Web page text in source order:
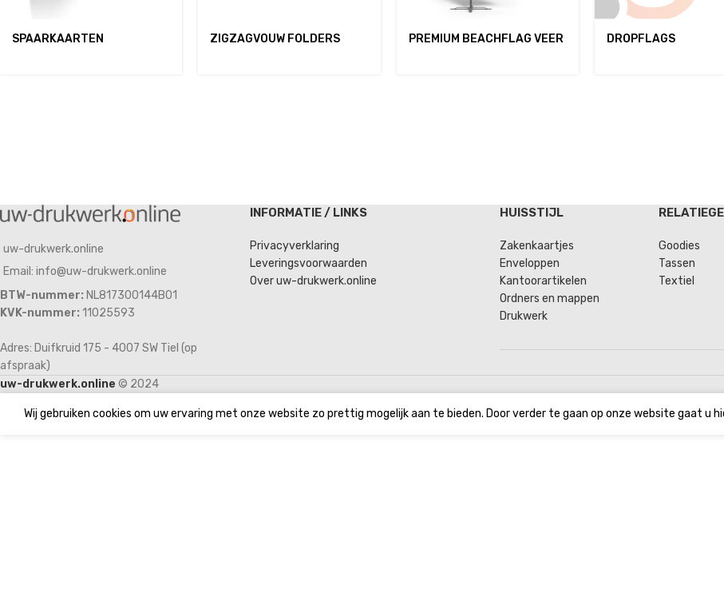
SPAARKAARTEN ZIGZAGVOUW FOLDERS PREMIUM BEACHFLAG VEER DROPFLAGS
uw-drukwerk.online
Email: info@uw-drukwerk.online
BTW-nummer: NL817300144B01
KVK-nummer: 11025593
Adres: Duifkruid 175 - 4007 SW Tiel (op
afspraak)
INFORMATIE / LINKS
Privacyverklaring
Leveringsvoorwaarden
Over uw-drukwerk.online
HUISSTIJL
Zakenkaartjes
Enveloppen
Kantoorartikelen
Ordners en mappen
Drukwerk
Goodies
Tassen
Textiel
uw-drukwerk.online © 2024
Wij gebruiken cookies om uw ervaring met onze website zo prettig mogelijk aan te bieden. Door verder te gaan op onze website gaat u